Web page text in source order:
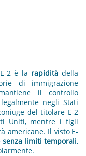
2 è la rapidità della
di immigrazione
il controllo
negli Stati
del titolare E-2
Uniti, mentre i figli
americane. Il visto E-
senza limiti temporali,